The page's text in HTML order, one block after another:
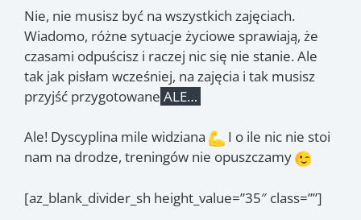
Nie, nie musisz być na wszystkich zajęciach.
Wiadomo, różne sytuacje życiowe sprawiają, że
czasami odpuścisz i raczej nic się nie stanie. Ale
tak jak pisłam wcześniej, na zajęcia i tak musisz
przyjść przygotowane ALE…
Ale! Dyscyplina mile widziana
I o ile nic nie stoi
nam na drodze, treningów nie opuszczamy
[az_blank_divider_sh height_value=”35″ class=””]